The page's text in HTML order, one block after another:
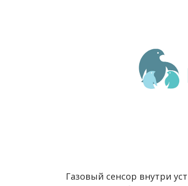
Газовый сенсор внутри